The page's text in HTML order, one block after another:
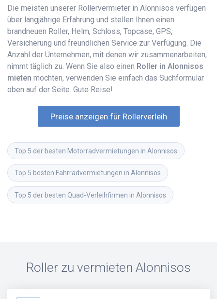
Die meisten unserer Rollervermieter in Alonnisos verfügen
über langjährige Erfahrung und stellen Ihnen einen
brandneuen Roller, Helm, Schloss, Topcase, GPS,
Versicherung und freundlichen Service zur Verfügung. Die
Anzahl der Unternehmen, mit denen wir zusammenarbeiten,
nimmt täglich zu. Wenn Sie also einen Roller in Alonnisos
mieten möchten, verwenden Sie einfach das Suchformular
oben auf der Seite. Gute Reise!
Preise anzeigen für Rollerverleih
Top 5 der besten Motorradvermietungen in Alonnisos
Top 5 besten Fahrradvermietungen in Alonnisos
Top 5 der besten Quad-Verleihfirmen in Alonnisos
Roller zu vermieten Alonnisos